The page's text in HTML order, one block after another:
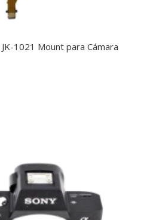
1021 Mount para Cámara